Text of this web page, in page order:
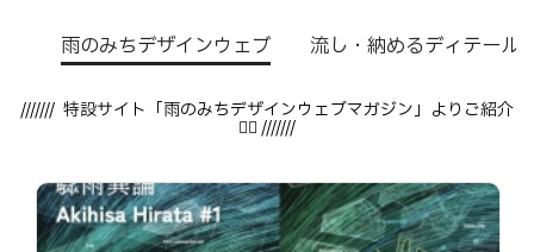
雨のみちデザインウェブ 流し・納めるディテール
/////// 特設サイト「雨のみちデザインウェブマガジン」よりご紹介
💁‍♀️ ///////